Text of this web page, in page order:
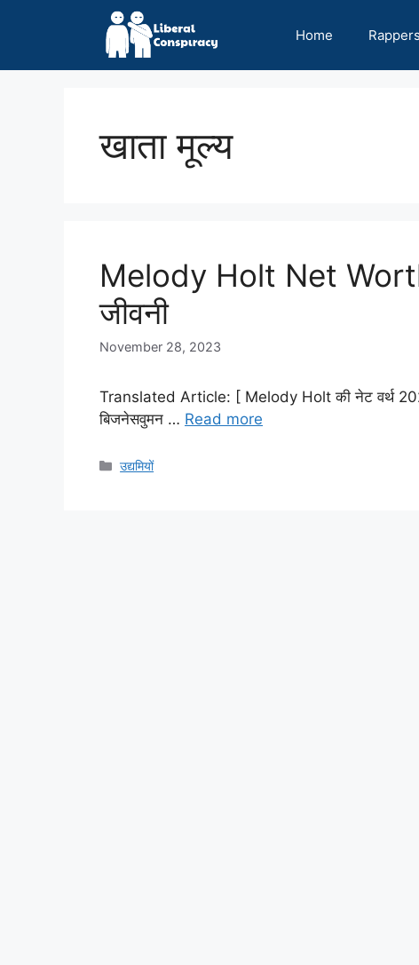
Home Rappers
खाता मूल्य
Melody Holt Net
जीवनी
November 28, 2023
Translated Article: [ Melody Holt की नेट वर्थ
बिजनेसवुमन … Read more
Categories
उद्यमियों